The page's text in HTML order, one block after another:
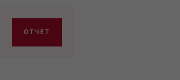
ОТЧЕТ